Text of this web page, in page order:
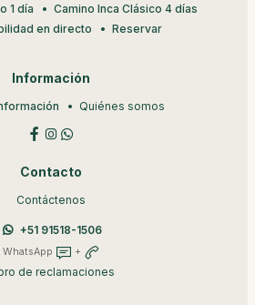
1 día
Camino Inca Clásico 4 días
en directo
Reservar
Información
Quiénes somos
Contacto
Contáctenos
+51 91518-1506
WhatsApp +
de reclamaciones